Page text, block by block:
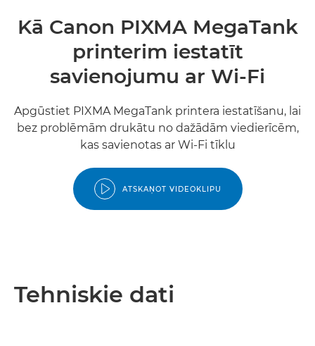
Kā Canon PIXMA MegaTank
printerim iestatīt
savienojumu ar Wi-Fi
Apgūstiet PIXMA MegaTank printera iestatīšanu, lai
bez problēmām drukātu no dažādām viedierīcēm,
kas savienotas ar Wi-Fi tīklu
ATSKAŅOT VIDEOKLIPU
Tehniskie dati